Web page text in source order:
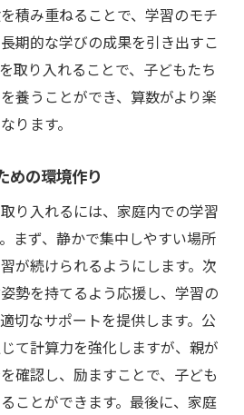
積み重ねることで、学習のモチ
期的な学びの成果を引き出すこ
取り入れることで、子どもたち
養うことができ、算数がより楽
ります。
めの環境作り
り入れるには、家庭内での学習
まず、静かで集中しやすい場所
が続けられるようにします。次
勢を持てるよう応援し、学習の
切なサポートを提供します。公
て計算力を強化しますが、親が
確認し、励ますことで、子ども
ことができます。最後に、家庭